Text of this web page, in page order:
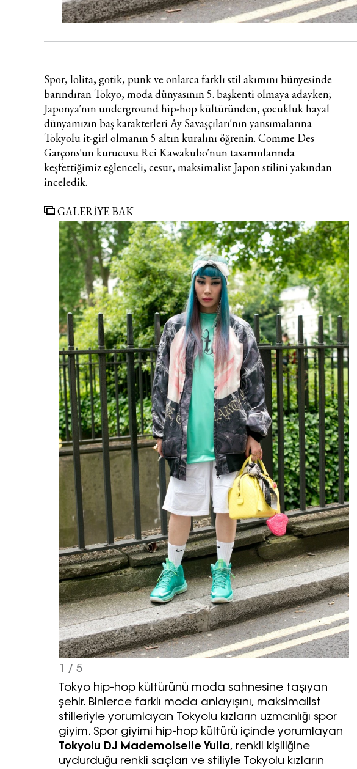
Haftalık E-
Moda
koleksiyonlar, en
ve en popüler
bültenimize
Turkuvaz
https://
Spor, lolita, gotik, punk ve onlarca farklı stil akımını bünyesinde
barındıran Tokyo, moda dünyasının 5. başkenti olmaya adayken;
Japonya'nın underground hip-hop kültüründen, çocukluk hayal
dünyamızın baş karakterleri Ay Savaşçıları'nın yansımalarına
Tokyolu it-girl olmanın 5 altın kuralını öğrenin. Comme Des
Garçons'un kurucusu Rei Kawakubo'nun tasarımlarında
keşfettiğimiz eğlenceli, cesur, maksimalist Japon stilini yakından
inceledik.
GALERİYE BAK
1 / 5
Tokyo hip-hop kültürünü moda sahnesine taşıyan
şehir. Binlerce farklı moda anlayışını, maksimalist
stilleriyle yorumlayan Tokyolu kızların uzmanlığı spor
giyim. Spor giyimi hip-hop kültürü içinde yorumlayan
Tokyolu DJ Mademoiselle Yulia, renkli kişiliğine
uydurduğu renkli saçları ve stiliyle Tokyolu kızların